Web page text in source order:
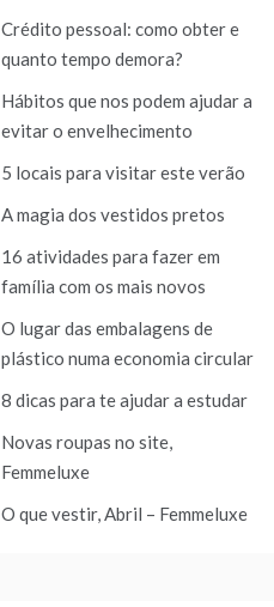
Crédito pessoal: como obter e
quanto tempo demora?
Hábitos que nos podem ajudar a
evitar o envelhecimento
5 locais para visitar este verão
A magia dos vestidos pretos
16 atividades para fazer em
família com os mais novos
O lugar das embalagens de
plástico numa economia circular
8 dicas para te ajudar a estudar
Novas roupas no site,
Femmeluxe
O que vestir, Abril – Femmeluxe